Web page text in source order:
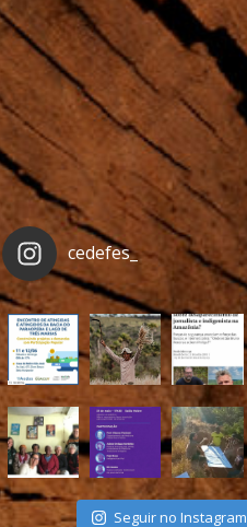
cedefes_
Seguir no Instagram